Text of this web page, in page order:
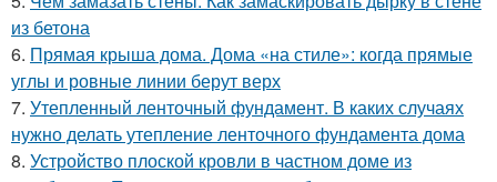
из бетона
6. Прямая крыша дома. Дома «на стиле»: когда прямые
углы и ровные линии берут верх
7. Утепленный ленточный фундамент. В каких случаях
нужно делать утепление ленточного фундамента дома
8. Устройство плоской кровли в частном доме из